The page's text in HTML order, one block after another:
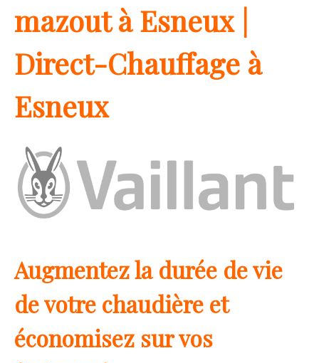
mazout à Esneux |
Direct-Chauffage à
Esneux
Augmentez la durée de vie
de votre chaudière et
économisez sur vos